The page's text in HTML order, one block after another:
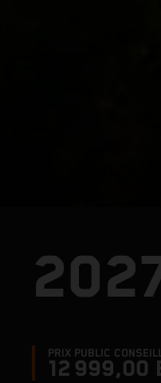
PRIX PUBLIC
12 999,00